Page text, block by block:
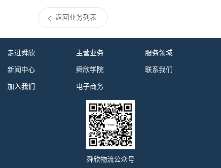
返回业务列表
走进舜欣 主营业务 服务领域
新闻中心 舜欣学院 联系我们
加入我们 电子商务
舜欣物流公众号